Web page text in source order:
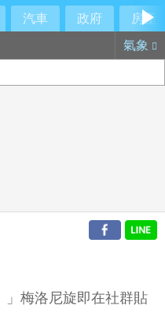
汽車 政府
房產
氣象
」梅洛尼旋即在社群貼